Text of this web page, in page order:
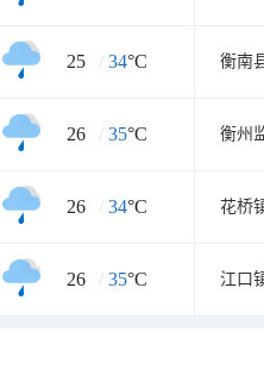
25 / 34°C 衡南
26 / 35°C 衡州
26 / 34°C 花桥
26 / 35°C 江口